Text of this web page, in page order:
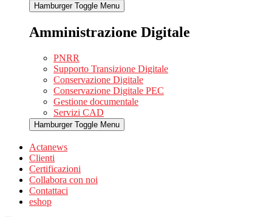
Hamburger Toggle Menu
Amministrazione Digitale
PNRR
Supporto Transizione Digitale
Conservazione Digitale
Conservazione Digitale PEC
Gestione documentale
Servizi CAD
Hamburger Toggle Menu
Actanews
Clienti
Certificazioni
Collabora con noi
Contattaci
eshop